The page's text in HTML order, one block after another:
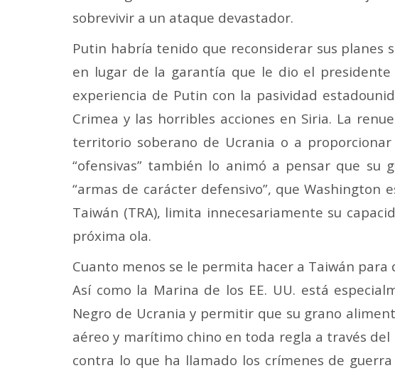
sobrevivir a un ataque devastador.
Putin habría tenido que reconsiderar sus planes
en lugar de la garantía que le dio el
experiencia de Putin con la pasividad
Crimea y las horribles acciones en Siria. La
territorio soberano de Ucrania o a
“ofensivas” también lo animó a pensar que
“armas de carácter defensivo”, que
Taiwán (TRA), limita innecesariamente su
próxima ola.
Cuanto menos se le permita hacer a Taiwán
Así como la Marina de los EE. UU. está
Negro de Ucrania y permitir que su grano
aéreo y marítimo chino en toda regla a través del
contra lo que ha llamado los crímenes de